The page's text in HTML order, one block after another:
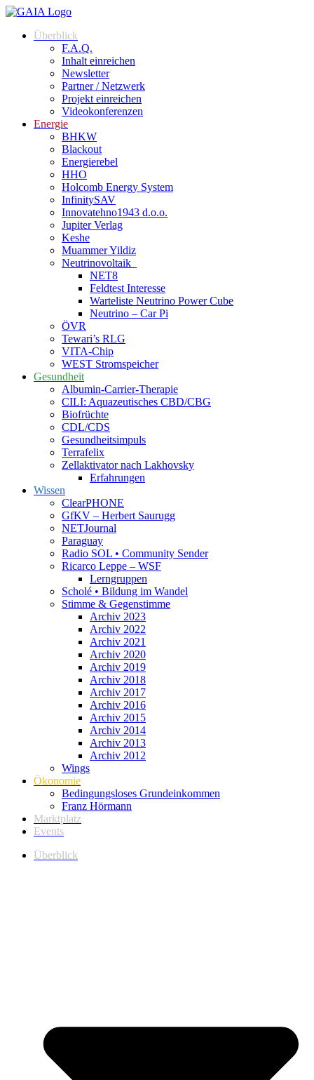
Überblick
F.A.Q.
Inhalt einreichen
Newsletter
Partner / Netzwerk
Projekt einreichen
Videokonferenzen
Energie
BHKW
Blackout
Energierebel
HHO
Holcomb Energy System
InfinitySAV
Innovatehno1943 d.o.o.
Jupiter Verlag
Keshe
Muammer Yildiz
Neutrinovoltaik
NET8
Feldtest Interesse
Warteliste Neutrino Power Cube
Neutrino – Car Pi
ÖVR
Tewari’s RLG
VITA-Chip
WEST Stromspeicher
Gesundheit
Albumin-Carrier-Therapie
CILI: Aquazeutisches CBD/CBG
Biofrüchte
CDL/CDS
Gesundheitsimpuls
Terrafelix
Zellaktivator nach Lakhovsky
Erfahrungen
Wissen
ClearPHONE
GfKV – Herbert Saurugg
NETJournal
Paraguay
Radio SOL • Community Sender
Ricarco Leppe – WSF
Lerngruppen
Scholé • Bildung im Wandel
Stimme & Gegenstimme
Archiv 2023
Archiv 2022
Archiv 2021
Archiv 2020
Archiv 2019
Archiv 2018
Archiv 2017
Archiv 2016
Archiv 2015
Archiv 2014
Archiv 2013
Archiv 2012
Wings
Ökonomie
Bedingungsloses Grundeinkommen
Franz Hörmann
Marktplatz
Events
Überblick